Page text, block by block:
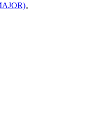
。